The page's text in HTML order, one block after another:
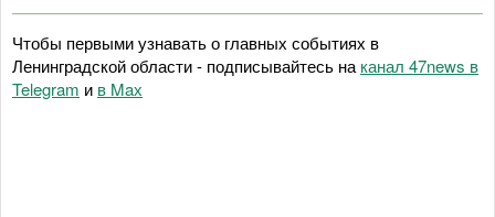
Чтобы первыми узнавать о главных событиях в
Ленинградской области - подписывайтесь на канал 47news в
Telegram и в Maх